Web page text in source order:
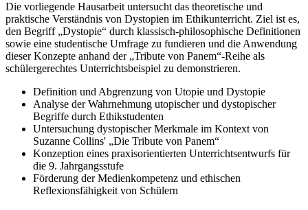
Die vorliegende Hausarbeit untersucht das theoretische und
praktische Verständnis von Dystopien im Ethikunterricht. Ziel ist es,
den Begriff „Dystopie“ durch klassisch-philosophische Definitionen
sowie eine studentische Umfrage zu fundieren und die Anwendung
dieser Konzepte anhand der „Tribute von Panem“-Reihe als
schülergerechtes Unterrichtsbeispiel zu demonstrieren.
Definition und Abgrenzung von Utopie und Dystopie
Analyse der Wahrnehmung utopischer und dystopischer
Begriffe durch Ethikstudenten
Untersuchung dystopischer Merkmale im Kontext von
Suzanne Collins' „Die Tribute von Panem“
Konzeption eines praxisorientierten Unterrichtsentwurfs für
die 9. Jahrgangsstufe
Förderung der Medienkompetenz und ethischen
Reflexionsfähigkeit von Schülern